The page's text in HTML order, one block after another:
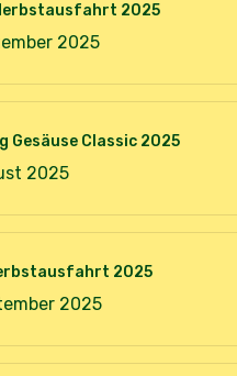
2025
2025
Gesäuse Classic 2025
2025
2025
2025